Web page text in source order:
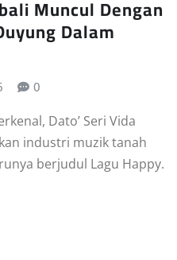
Muncul Dengan
Dalam
0
Dato’ Seri Vida
industri muzik tanah
berjudul Lagu Happy.